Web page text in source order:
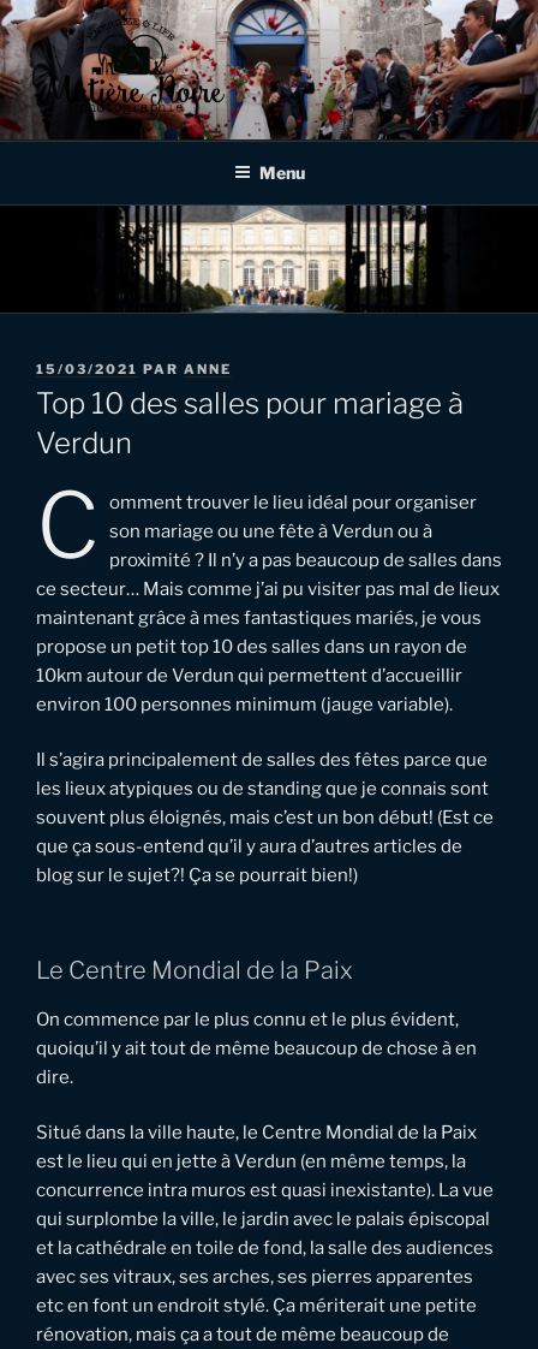
Aller
au
contenu
principal
MATIÈRE NOIRE
PHOTOGRAPHIE
Photographe de mariages et d'événementiels à Verdun, en Meuse,
Menu
PUBLIÉ
LE
15/03/2021 PAR ANNE
Top 10 des salles pour mariage à
Verdun
C
omment trouver le lieu idéal pour organiser
son mariage ou une fête à Verdun ou à
proximité ? Il n’y a pas beaucoup de salles dans
ce secteur… Mais comme j’ai pu visiter pas mal de lieux
maintenant grâce à mes fantastiques mariés, je vous
propose un petit top 10 des salles dans un rayon de
10km autour de Verdun qui permettent d’accueillir
environ 100 personnes minimum (jauge variable).
Il s’agira principalement de salles des fêtes parce que
les lieux atypiques ou de standing que je connais sont
souvent plus éloignés, mais c’est un bon début! (Est ce
que ça sous-entend qu’il y aura d’autres articles de
blog sur le sujet?! Ça se pourrait bien!)
Le Centre Mondial de la Paix
On commence par le plus connu et le plus évident,
quoiqu’il y ait tout de même beaucoup de chose à en
dire.
Situé dans la ville haute, le Centre Mondial de la Paix
est le lieu qui en jette à Verdun (en même temps, la
concurrence intra muros est quasi inexistante). La vue
qui surplombe la ville, le jardin avec le palais épiscopal
et la cathédrale en toile de fond, la salle des audiences
avec ses vitraux, ses arches, ses pierres apparentes
etc en font un endroit stylé. Ça mériterait une petite
rénovation, mais ça a tout de même beaucoup de